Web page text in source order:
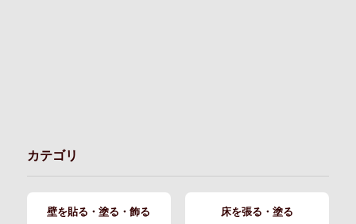
カテゴリ
壁を貼る・塗る・飾る 床を張る・塗る